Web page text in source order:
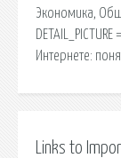
Экономика,
Интернете:
Links to